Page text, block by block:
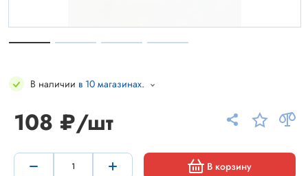
В наличии в 10 магазинах.
108 ₽/шт
В корзину